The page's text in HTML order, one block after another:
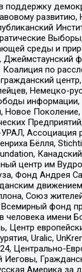
поддержку
развитию,
среды и
Коалиция по
Немецко-
информации,
Новое
Ассоциация
Бёлля,
центр им
Фонд Андрея
Союз
Всемирный фонд
человека имени
Центр
Uralic,
Центрально-
Иеговы,
Америка за